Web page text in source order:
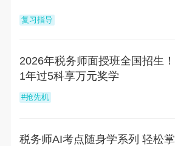
复习指导
2026年税务师面授班全国招生！
1年过5科享万元奖学
#抢先机
税务师AI考点随身学系列 轻松掌